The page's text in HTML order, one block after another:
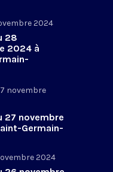
2024
28
2024 à
novembre
27 novembre
Germain-
2024